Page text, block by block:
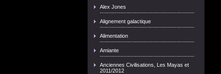
Alex Jones
Alignement galactique
Alimentation
Amiante
Anciennes Civilisations, Les Mayas et
2011/2012